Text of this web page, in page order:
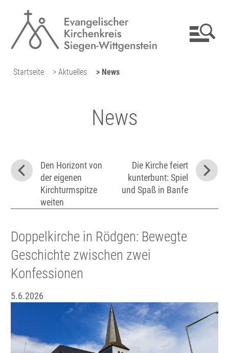
Startseite > Aktuelles > News
News
Den Horizont von
der eigenen
Kirchturmspitze
weiten
Die Kirche feiert
kunterbunt: Spiel
und Spaß in Banfe
Doppelkirche in Rödgen: Bewegte
Geschichte zwischen zwei
Konfessionen
5.6.2026